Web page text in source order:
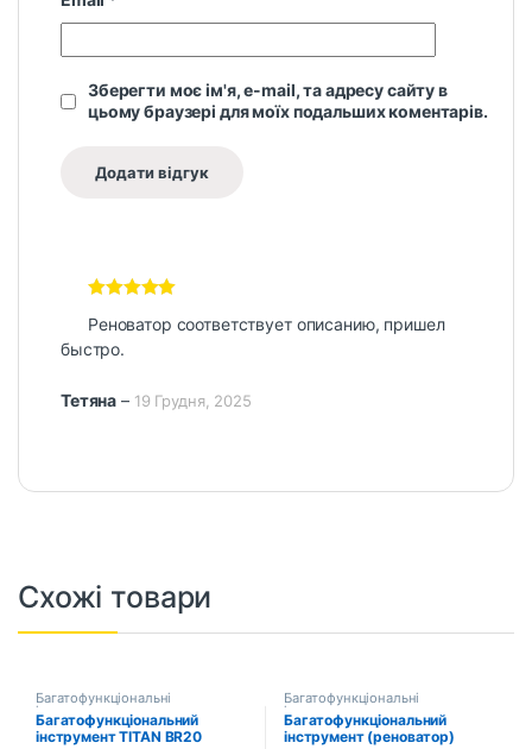
Зберегти моє ім'я, e-mail, та адресу сайту в
цьому браузері для моїх подальших коментарів.
з 5
Реноватор соответствует описанию, пришел
быстро.
Тетяна – 19 Грудня, 2025
Схожі товари
Багатофункціональні
інструменти
Багатофункціональний
інструмент TITAN BR20
Багатофункціональні
інструменти
Багатофункціональний
інструмент (реноватор)